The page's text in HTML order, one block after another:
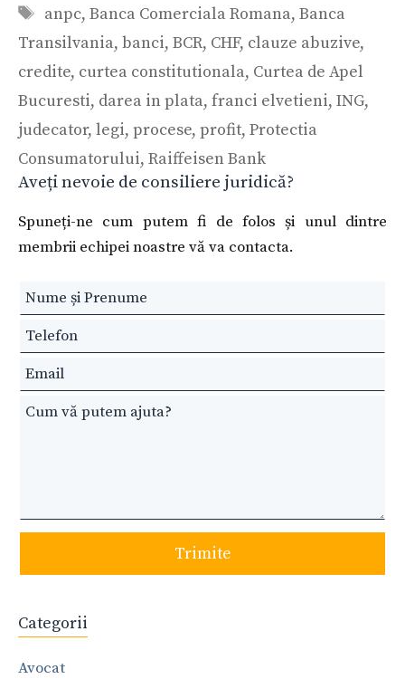
Etichete
anpc, Banca Comerciala Romana, Banca
Transilvania, banci, BCR, CHF, clauze abuzive,
credite, curtea constitutionala, Curtea de Apel
Bucuresti, darea in plata, franci elvetieni, ING,
judecator, legi, procese, profit, Protectia
Consumatorului, Raiffeisen Bank
Aveți nevoie de consiliere juridică?
Spuneți-ne cum putem fi de folos și unul dintre
membrii echipei noastre vă va contacta.
Leave
this
field
blank
Trimite
Categorii
Avocat